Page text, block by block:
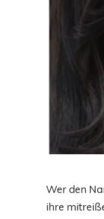
Wer den
ihre